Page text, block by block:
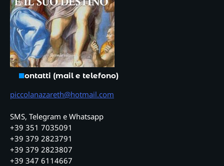
Contatti (mail e telefono)
piccolanazareth@hotmail.com
SMS, Telegram e Whatsapp
+39 351 7035091
+39 379 2823791
+39 379 2823807
+39 347 6114667